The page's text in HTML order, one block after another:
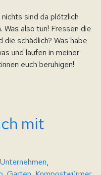
sind da plötzlich
Was also tun! Fressen die
die schädlich? Was habe
und laufen in meiner
euch beruhigen!
mit
,